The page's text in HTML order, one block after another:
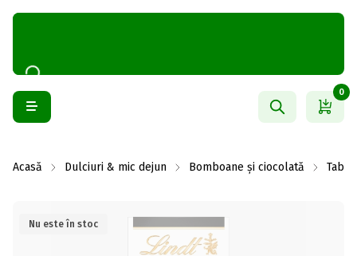
0
Acasă Dulciuri & mic dejun Bomboane și ciocolată
Nu este în stoc